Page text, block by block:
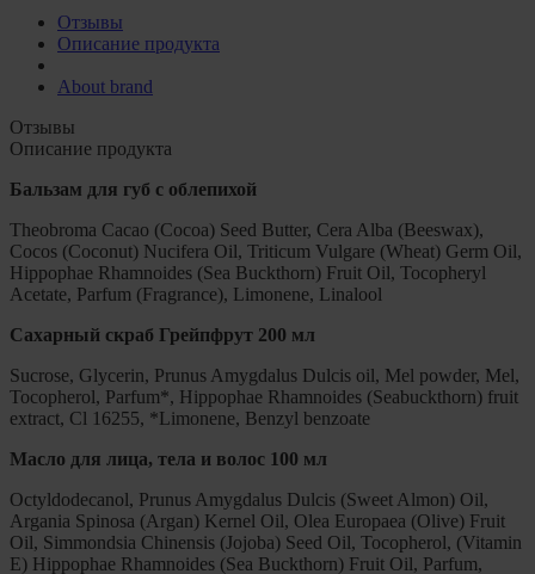
Отзывы
Описание продукта
About brand
Отзывы
Описание продукта
Бальзам для губ с облепихой
Theobroma Cacao (Cocoa) Seed Butter, Cera Alba (Beeswax),
Cocos (Coconut) Nucifera Oil, Triticum Vulgare (Wheat) Germ Oil,
Hippophae Rhamnoides (Sea Buckthorn) Fruit Oil, Tocopheryl
Acetate, Parfum (Fragrance), Limonene, Linalool
Сахарный скраб Грейпфрут 200 мл
Sucrose, Glycerin, Prunus Amygdalus Dulcis oil, Mel powder, Mel,
Tocopherol, Parfum*, Hippophae Rhamnoides (Seabuckthorn) fruit
extract, Cl 16255, *Limonene, Benzyl benzoate
Масло для лица, тела и волос 100 мл
Octyldodecanol, Prunus Amygdalus Dulcis (Sweet Almon) Oil,
Argania Spinosa (Argan) Kernel Oil, Olea Europaea (Olive) Fruit
Oil, Simmondsia Chinensis (Jojoba) Seed Oil, Tocopherol, (Vitamin
E) Hippophae Rhamnoides (Sea Buckthorn) Fruit Oil, Parfum,